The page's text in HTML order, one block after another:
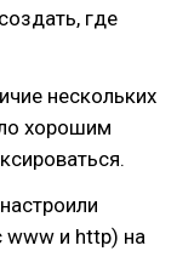
где
нескольких
хорошим
www и http) на